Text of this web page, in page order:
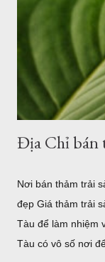
Địa Chỉ bán
Nơi bán thảm trải
đẹp Giá thảm trải
Tàu để làm nhiệm
Tàu có vô số nơi